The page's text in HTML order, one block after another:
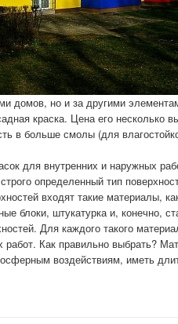
домов, но и за другими
краска. Цена его несколько
в больше смолы (для
для внутренних и наружных
определенный тип
входят такие материалы,
блоки, штукатурка и, конечно,
Для каждого такого
работ. Как правильно выбрать?
воздействиям, иметь